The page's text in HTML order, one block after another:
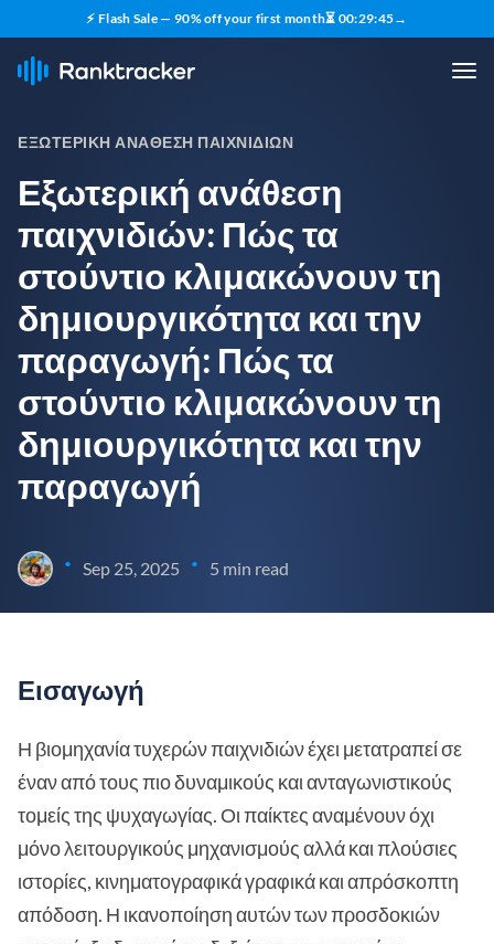
⚡ Flash Sale — 90% off your first month⏳ 00:29:44→
ΕΞΩΤΕΡΙΚΉ ΑΝΆΘΕΣΗ ΠΑΙΧΝΙΔΙΏΝ
Εξωτερική ανάθεση
παιχνιδιών: Πώς τα
στούντιο κλιμακώνουν τη
δημιουργικότητα και την
παραγωγή: Πώς τα
στούντιο κλιμακώνουν τη
δημιουργικότητα και την
παραγωγή
• Sep 25, 2025 • 5 min read
Εισαγωγή
Η βιομηχανία τυχερών παιχνιδιών έχει μετατραπεί σε
έναν από τους πιο δυναμικούς και ανταγωνιστικούς
τομείς της ψυχαγωγίας. Οι παίκτες αναμένουν όχι
μόνο λειτουργικούς μηχανισμούς αλλά και πλούσιες
ιστορίες, κινηματογραφικά γραφικά και απρόσκοπτη
απόδοση. Η ικανοποίηση αυτών των προσδοκιών